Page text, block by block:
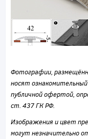
Фотографии,
носят
публичной офертой,
ст. 437 ГК РФ.
Изображения и цвет
могут незначительно